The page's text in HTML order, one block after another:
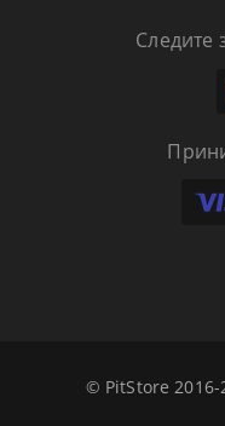
Следите
© PitStore